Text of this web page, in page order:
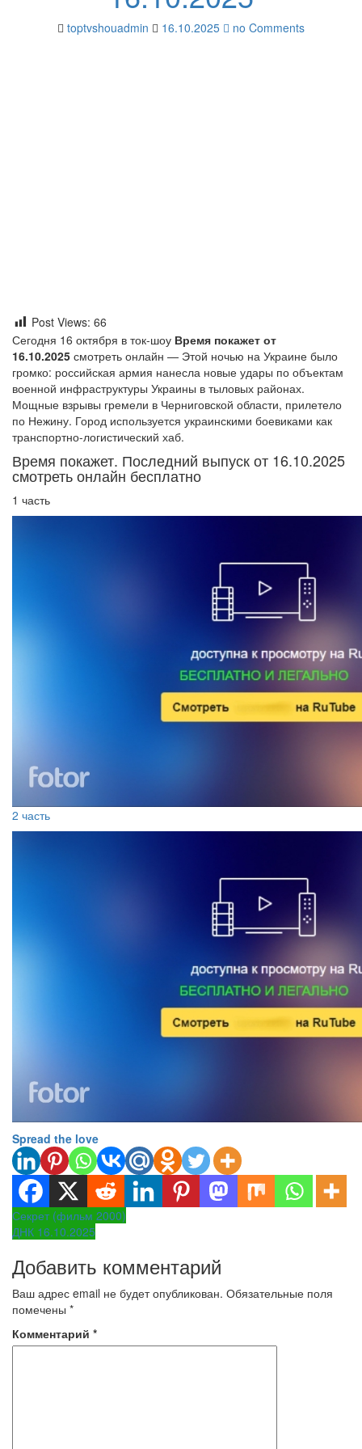
toptvshouadmin 16.10.2025 no Comments
Post Views: 66
Сегодня 16 октября в ток-шоу Время покажет от
16.10.2025 смотреть онлайн — Этой ночью на Украине было
громко: российская армия нанесла новые удары по объектам
военной инфраструктуры Украины в тыловых районах.
Мощные взрывы гремели в Черниговской области, прилетело
по Нежину. Город используется украинскими боевиками как
транспортно-логистический хаб.
Время покажет. Последний выпуск от 16.10.2025
смотреть онлайн бесплатно
1 часть
2 часть
Spread the love
Навигация
по
записям
Секрет (фильм 2000)
ДНК 16.10.2025
Добавить комментарий
Ваш адрес email не будет опубликован. Обязательные поля
помечены *
Комментарий *